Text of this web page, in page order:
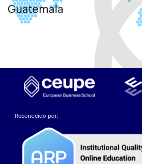
Guatemala
Reconocido por: